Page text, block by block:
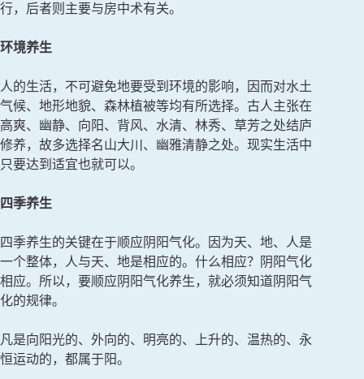
行，后者则主要与房中术有关。
环境养生
人的生活，不可避免地要受到环境的影响，因而对水土
气候、地形地貌、森林植被等均有所选择。古人主张在
高爽、幽静、向阳、背风、水清、林秀、草芳之处结庐
修养，故多选择名山大川、幽雅清静之处。现实生活中
只要达到适宜也就可以。
四季养生
四季养生的关键在于顺应阴阳气化。因为天、地、人是
一个整体，人与天、地是相应的。什么相应？阴阳气化
相应。所以，要顺应阴阳气化养生，就必须知道阴阳气
化的规律。
凡是向阳光的、外向的、明亮的、上升的、温热的、永
恒运动的，都属于阳。